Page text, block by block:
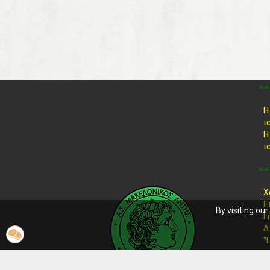
By visiting